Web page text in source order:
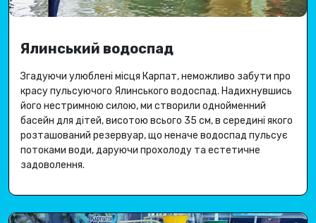
Ялинський водоспад
Згадуючи улюблені місця Карпат, неможливо забути про
красу пульсуючого Ялинського водоспад. Надихнувшись
його нестримною силою, ми створили однойменний
басейн для дітей, висотою всього 35 см, в середині якого
розташований резервуар, що неначе водоспад пульсує
потоками води, даруючи прохолоду та естетичне
задоволення.